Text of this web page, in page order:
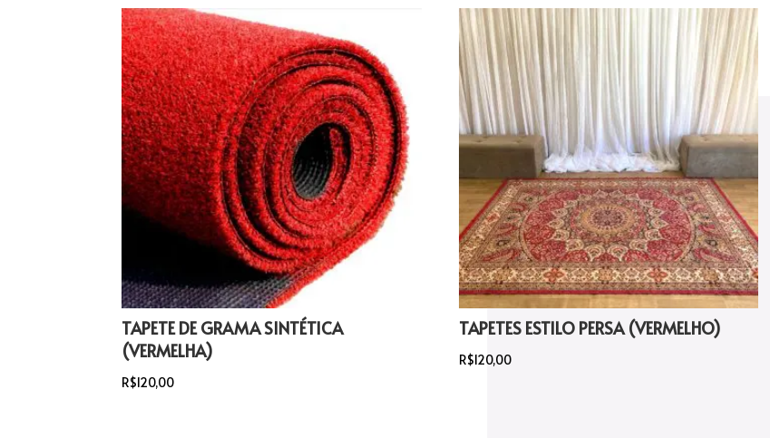
TAPETE DE GRAMA SINTÉTICA
(VERMELHA)
R$120,00
TAPETES ESTILO PERSA (VERMELHO)
R$120,00